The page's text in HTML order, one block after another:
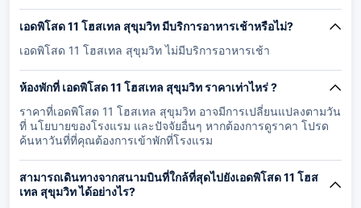
เอดพิโสด 11 โฮสเทล สุขุมวิท มีบริการอาหารเช้าหรือไม่?
เอดพิโสด 11 โฮสเทล สุขุมวิท ไม่มีบริการอาหารเช้า
ห้องพักที่ เอดพิโสด 11 โฮสเทล สุขุมวิท ราคาเท่าไหร่ ?
ราคาที่เอดพิโสด 11 โฮสเทล สุขุมวิท อาจมีการเปลี่ยนแปลงตามวัน
ที่ นโยบายของโรงแรม และปัจจัยอื่นๆ หากต้องการดูราคา โปรด
ค้นหาวันที่ที่คุณต้องการเข้าพักที่โรงแรม
สามารถเดินทางจากสนามบินที่ใกล้ที่สุดไปยังเอดพิโสด 11 โฮส
เทล สุขุมวิท ได้อย่างไร?